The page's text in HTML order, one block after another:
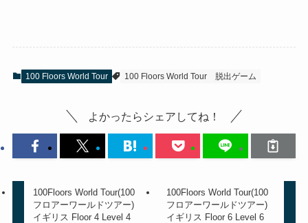
100 Floors World Tour 100 Floors World Tour 脱出ゲーム
よかったらシェアしてね！
100Floors World Tour(100
フロアーワールドツアー)
イギリス Floor 4 Level 4
100Floors World Tour(100
フロアーワールドツアー)
イギリス Floor 6 Level 6